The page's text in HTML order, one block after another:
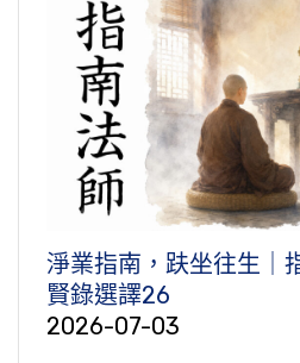
淨業指南，趺坐往生｜
賢錄選譯26
2026-07-03